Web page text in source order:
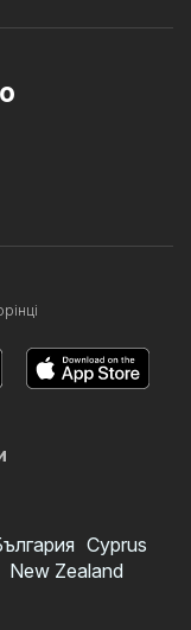
Cyprus
New Zealand